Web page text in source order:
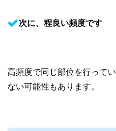
次に、程良い頻度です
高頻度で同じ部位を行って
ない可能性もあります。